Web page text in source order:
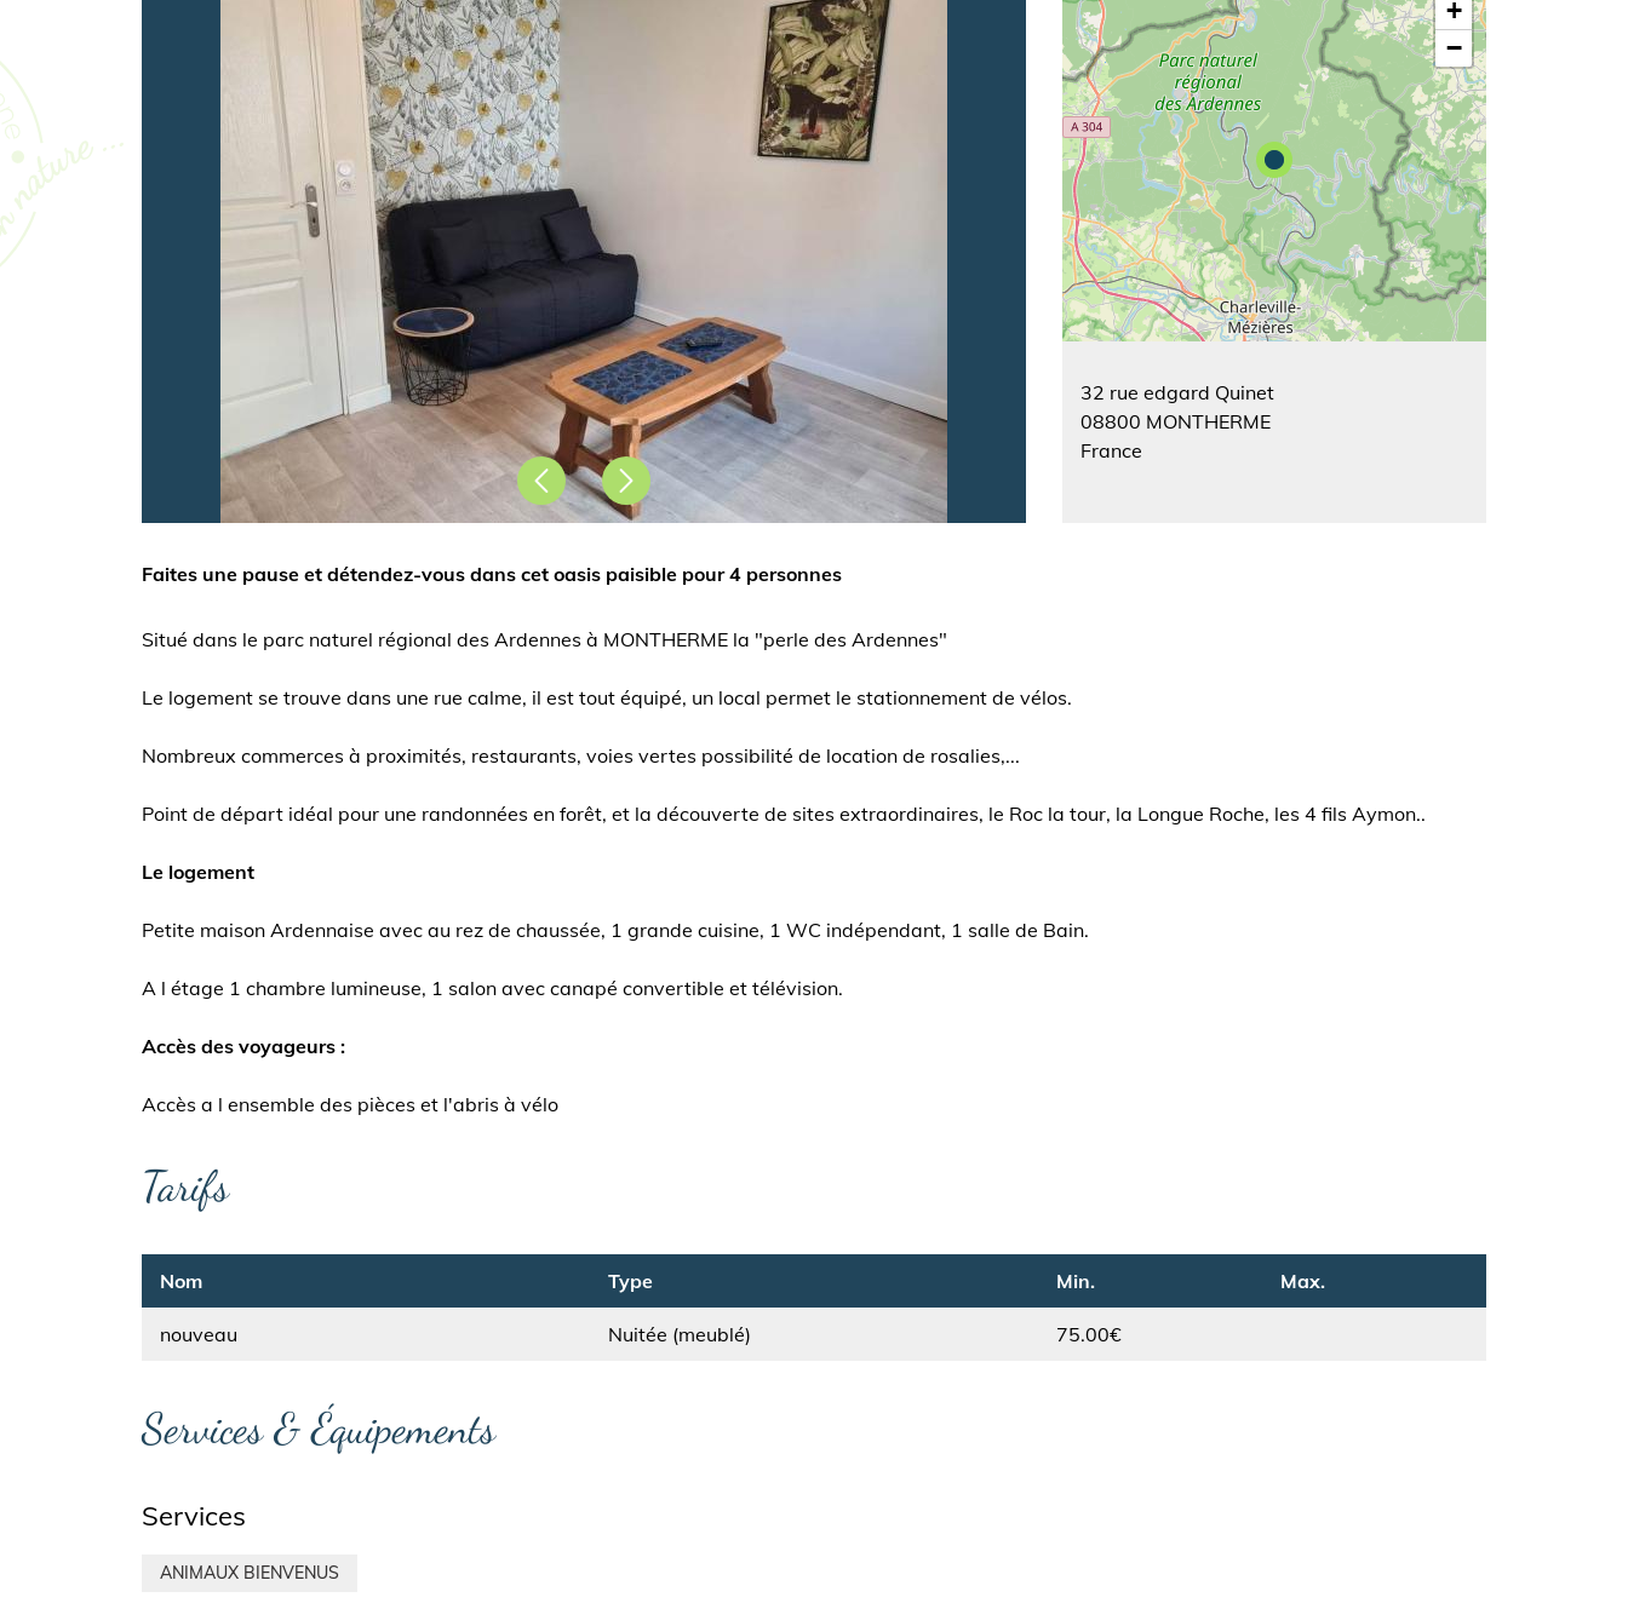
PrécédentSuivant
+
−
32 rue edgard Quinet
08800 MONTHERME
France
Faites une pause et détendez-vous dans cet oasis paisible pour 4 personnes
Situé dans le parc naturel régional des Ardennes à MONTHERME la "perle des Ardennes"
Le logement se trouve dans une rue calme, il est tout équipé, un local permet le stationnement de vélos.
Nombreux commerces à proximités, restaurants, voies vertes possibilité de location de rosalies,...
Point de départ idéal pour une randonnées en forêt, et la découverte de sites extraordinaires, le Roc la tour, la Longue Roche, les 4 fils Aymon..
Le logement
Petite maison Ardennaise avec au rez de chaussée, 1 grande cuisine, 1 WC indépendant, 1 salle de Bain.
A l étage 1 chambre lumineuse, 1 salon avec canapé convertible et télévision.
Accès des voyageurs :
Accès a l ensemble des pièces et l'abris à vélo
Tarifs
Nom
nouveau
Type
Nuitée (meublé)
Min.
75.00€
Max.
Services & Équipements
Services
ANIMAUX BIENVENUS